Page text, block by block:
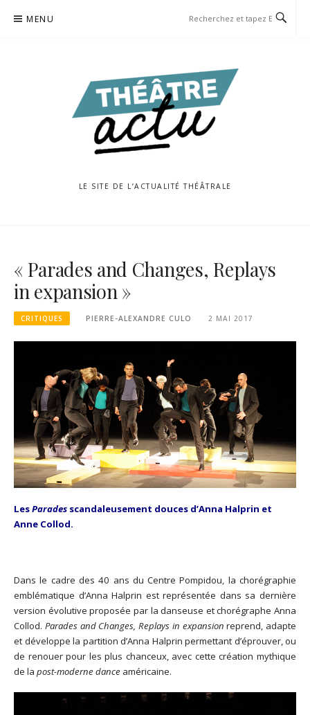
MENU
LE SITE DE L’ACTUALITÉ THÉÂTRALE
« Parades and Changes, Replays
in expansion »
CRITIQUES PIERRE-ALEXANDRE CULO 2 MAI 2017
LesParades scandaleusement douces d’Anna Halprin et
Anne Collod.
Dans le cadre des 40 ans du Centre Pompidou, la chorégraphie
emblématique d’Anna Halprin est représentée dans sa dernière
version évolutive proposée par la danseuse et chorégraphe Anna
Collod. Parades and Changes, Replays in expansionreprend, adapte
et développe la partition d’Anna Halprin permettant d’éprouver, ou
de renouer pour les plus chanceux, avec cette création mythique
de la post-moderne dance américaine.